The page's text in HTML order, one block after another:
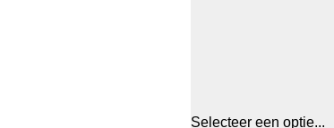
Selecteer een optie...